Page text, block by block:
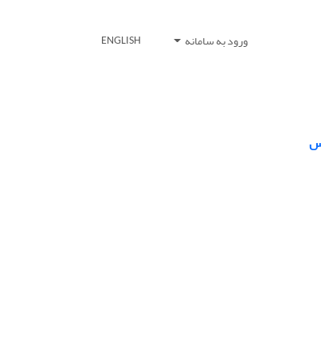
ورود به سامانه ENGLISH